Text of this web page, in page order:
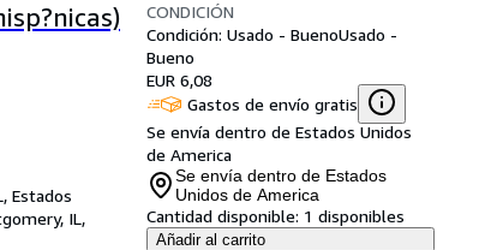
Estados
IL,
CONDICIÓN
Condición: Usado - BuenoUsado -
Bueno
EUR 6,08
Gastos de envío gratis
Se envía dentro de Estados Unidos
de America
Se envía dentro de Estados
Unidos de America
Cantidad disponible: 1 disponibles
Añadir al carrito